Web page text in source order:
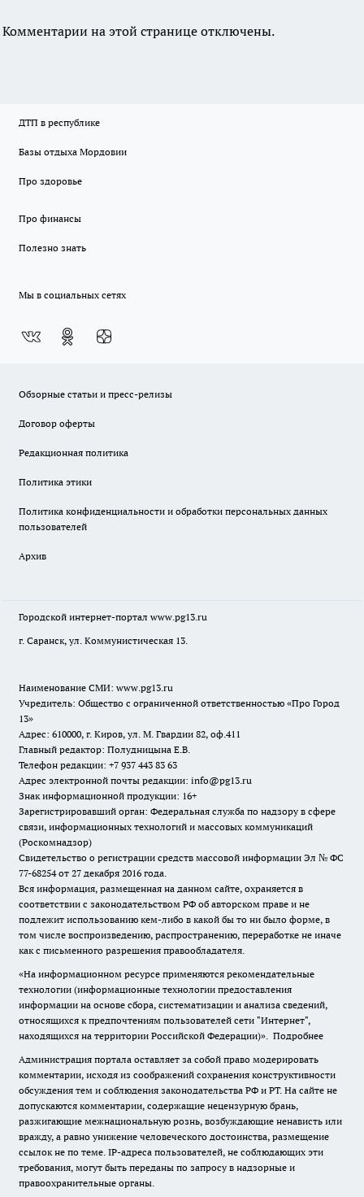
Комментарии на этой странице отключены.
ДТП в республике
Базы отдыха Мордовии
Про здоровье
Про финансы
Полезно знать
Мы в социальных сетях
Обзорные статьи и пресс-релизы
Договор оферты
Редакционная политика
Политика этики
Политика конфиденциальности и обработки персональных данных
пользователей
Архив
Городской интернет-портал www.pg13.ru
г. Саранск, ул. Коммунистическая 13.
Наименование СМИ: www.pg13.ru
Учредитель: Общество с ограниченной ответственностью «Про Город
13»
Адрес: 610000, г. Киров, ул. М. Гвардии 82, оф.411
Главный редактор: Полудницына Е.В.
Телефон редакции: +7 937 443 83 63
Адрес электронной почты редакции: info@pg13.ru
Знак информационной продукции: 16+
Зарегистрировавший орган: Федеральная служба по надзору в сфере
связи, информационных технологий и массовых коммуникаций
(Роскомнадзор)
Свидетельство о регистрации средств массовой информации Эл № ФС
77-68254 от 27 декабря 2016 года.
Вся информация, размещенная на данном сайте, охраняется в
соответствии с законодательством РФ об авторском праве и не
подлежит использованию кем-либо в какой бы то ни было форме, в
том числе воспроизведению, распространению, переработке не иначе
как с письменного разрешения правообладателя.
«На информационном ресурсе применяются рекомендательные
технологии (информационные технологии предоставления
информации на основе сбора, систематизации и анализа сведений,
относящихся к предпочтениям пользователей сети "Интернет",
находящихся на территории Российской Федерации)». Подробнее
Администрация портала оставляет за собой право модерировать
комментарии, исходя из соображений сохранения конструктивности
обсуждения тем и соблюдения законодательства РФ и РТ. На сайте не
допускаются комментарии, содержащие нецензурную брань,
разжигающие межнациональную рознь, возбуждающие ненависть или
вражду, а равно унижение человеческого достоинства, размещение
ссылок не по теме. IP-адреса пользователей, не соблюдающих эти
требования, могут быть переданы по запросу в надзорные и
правоохранительные органы.